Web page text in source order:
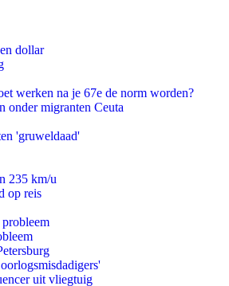
dollar
werken na je 67e de norm worden?
onder migranten Ceuta
'gruweldaad'
235 km/u
op reis
uit vliegtuig